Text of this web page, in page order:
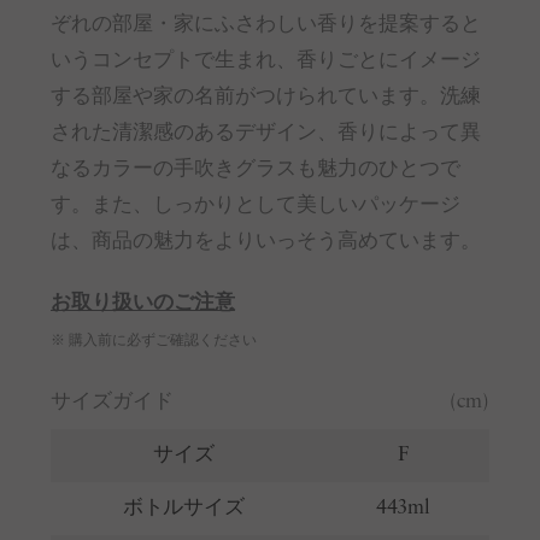
ぞれの部屋・家にふさわしい香りを提案すると
いうコンセプトで生まれ、香りごとにイメージ
する部屋や家の名前がつけられています。洗練
された清潔感のあるデザイン、香りによって異
なるカラーの手吹きグラスも魅力のひとつで
す。また、しっかりとして美しいパッケージ
は、商品の魅力をよりいっそう高めています。
お取り扱いのご注意
※ 購入前に必ずご確認ください
サイズガイド (cm)
サイズ F
ボトルサイズ 443ml